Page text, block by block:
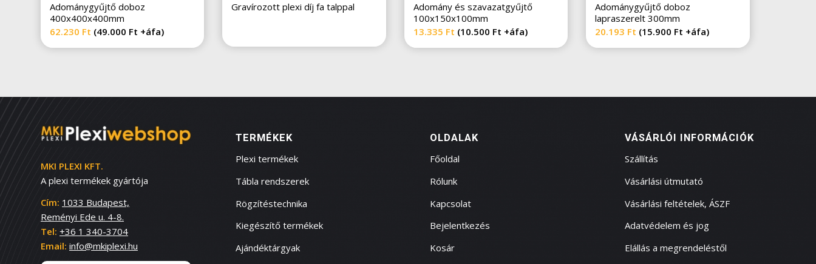
Adománygyűjtő doboz
400x400x400mm
62.230 Ft (49.000 Ft +áfa)
Gravírozott plexi díj fa talppal
Adomány és szavazatgyűjtő
100x150x100mm
13.335 Ft (10.500 Ft +áfa)
Adománygyűjtő doboz
lapraszerelt 300mm
20.193 Ft (15.900 Ft +áfa)
MKI PLEXI KFT.
A plexi termékek gyártója
Cím: 1033 Budapest,
Reményi Ede u. 4-8.
Tel: +36 1 340-3704
Email: info@mkiplexi.hu
TERMÉKEK
Plexi termékek
Tábla rendszerek
Rögzítéstechnika
Kiegészítő termékek
Ajándéktárgyak
OLDALAK
Főoldal
Rólunk
Kapcsolat
Bejelentkezés
Kosár
VÁSÁRLÓI INFORMÁCIÓK
Szállítás
Vásárlási útmutató
Vásárlási feltételek, ÁSZF
Adatvédelem és jog
Elállás a megrendeléstől